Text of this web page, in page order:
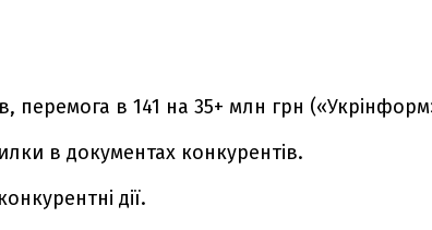
перемога в 141 на 35+ млн грн
в документах конкурентів.
дії.